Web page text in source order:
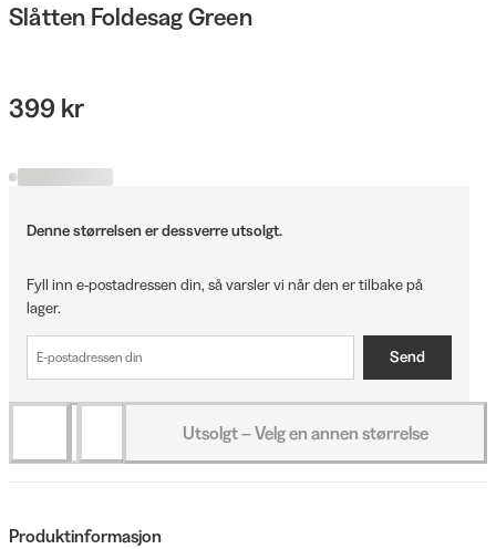
Slåtten Foldesag Green
399 kr
Denne størrelsen er dessverre utsolgt.
Fyll inn e-postadressen din, så varsler vi når den er tilbake på
lager.
Send
Utsolgt – Velg en annen størrelse
Produktinformasjon